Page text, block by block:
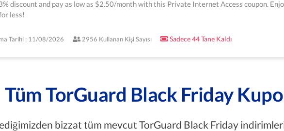
discount and pay as low as $2.50/month with this Private Internet Access coupon.
less!
Tarihi : 11/08/2026 2956 Kullanan Kişi Sayısı Sadece 44 Tane Kaldı
Tüm TorGuard Black Friday
bizzat tüm mevcut TorGuard Black Friday